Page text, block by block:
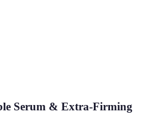
Serum & Extra-Firming